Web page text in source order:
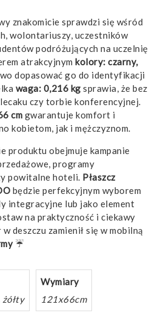
znakomicie sprawdzi się wśród
wolontariuszy, uczestników
podróżujących na uczelnię
atrakcyjnym kolory: czarny,
dopasować go do identyfikacji
waga: 0,216 kg sprawia, że bez
czy torbie konferencyjnej.
cm gwarantuje komfort i
kobietom, jak i mężczyznom.
produktu obejmuje kampanie
programy
powitalne hoteli. Płaszcz
będzie perfekcyjnym wyborem
integracyjne lub jako element
na praktyczność i ciekawy
deszczu zamienił się w mobilną
☔
żółty
Wymiary
121x66cm